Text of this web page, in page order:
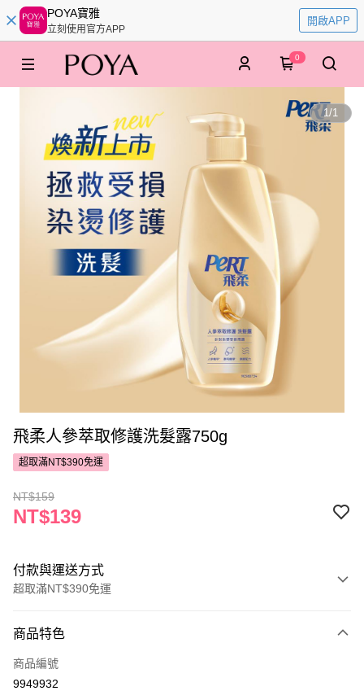
POYA寶雅
立刻使用官方APP
開啟APP
0
1/1
飛柔人參萃取修護洗髮露750g
超取滿NT$390免運
NT$159
NT$139
付款與運送方式
超取滿NT$390免運
POYA支付
信用卡一次付款
商品特色
商品編號
9949932